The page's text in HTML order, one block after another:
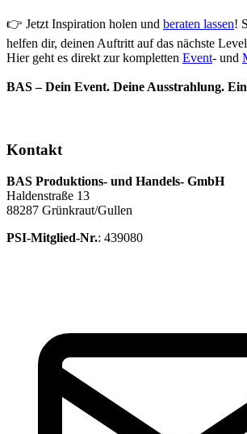
👉 Jetzt Inspiration holen und beraten lassen!
helfen dir, deinen Auftritt auf das nächste
Hier geht es direkt zur kompletten Event- und
BAS – Dein Event. Deine Ausstrahlung.
Kontakt
BAS Produktions- und Handels- GmbH
Haldenstraße 13
88287 Grünkraut/Gullen
PSI-Mitglied-Nr.: 439080